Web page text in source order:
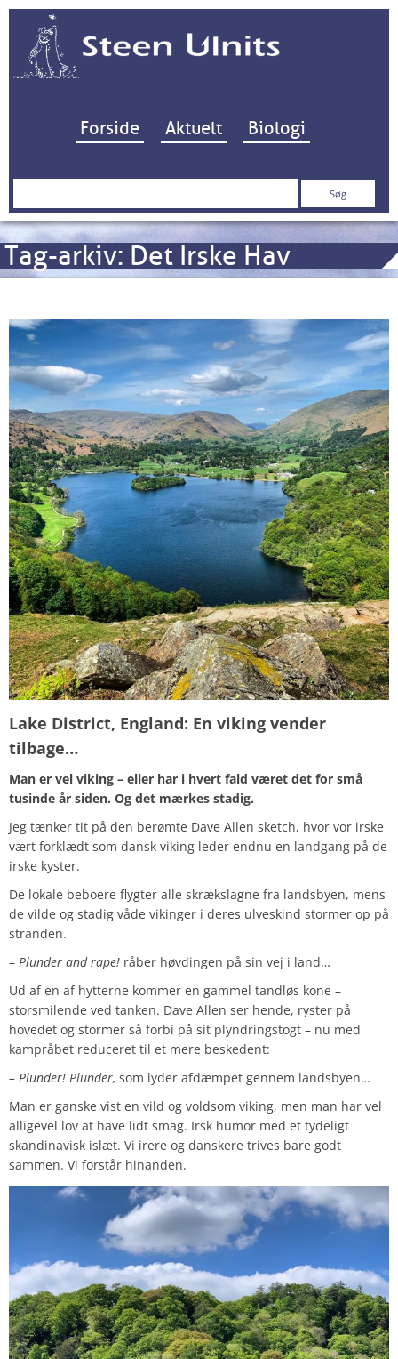
Hop til indhold
Forside Aktuelt Biologi
Søg
Tag-arkiv: Det Irske Hav
Lake District, England: En viking vender
tilbage…
Man er vel viking – eller har i hvert fald været det for små
tusinde år siden. Og det mærkes stadig.
Jeg tænker tit på den berømte Dave Allen sketch, hvor vor irske
vært forklædt som dansk viking leder endnu en landgang på de
irske kyster.
De lokale beboere flygter alle skrækslagne fra landsbyen, mens
de vilde og stadig våde vikinger i deres ulveskind stormer op på
stranden.
– Plunder and rape! råber høvdingen på sin vej i land…
Ud af en af hytterne kommer en gammel tandløs kone –
storsmilende ved tanken. Dave Allen ser hende, ryster på
hovedet og stormer så forbi på sit plyndringstogt – nu med
kampråbet reduceret til et mere beskedent:
– Plunder! Plunder, som lyder afdæmpet gennem landsbyen…
Man er ganske vist en vild og voldsom viking, men man har vel
alligevel lov at have lidt smag. Irsk humor med et tydeligt
skandinavisk islæt. Vi irere og danskere trives bare godt
sammen. Vi forstår hinanden.